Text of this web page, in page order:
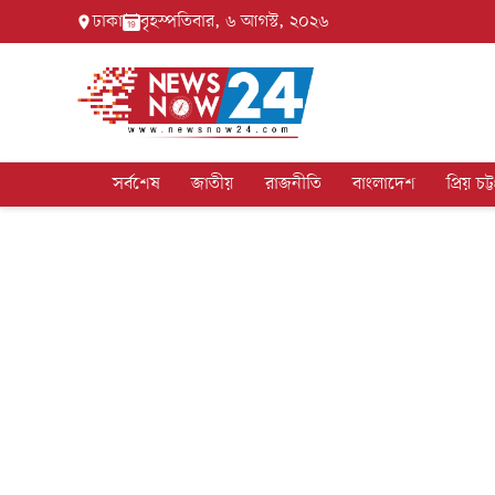
ঢাকা বৃহস্পতিবার, ৬ আগস্ট, ২০২৬
সর্বশেষ জাতীয় রাজনীতি বাংলাদেশ প্রিয়